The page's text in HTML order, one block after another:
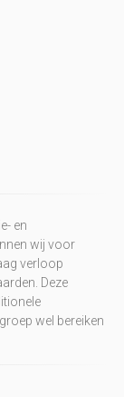
en
wij voor
verloop
Deze
wel bereiken